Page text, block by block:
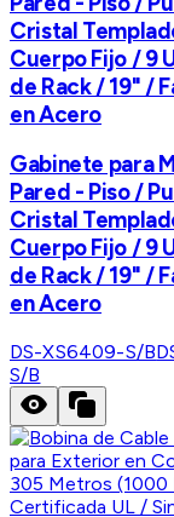
Cristal
Cuerpo Fijo / 9
de Rack / 19" /
en Acero
Gabinete para
Pared - Piso /
Cristal
Cuerpo Fijo / 9
de Rack / 19" /
en Acero
DS-XS6409-S/B
S/B